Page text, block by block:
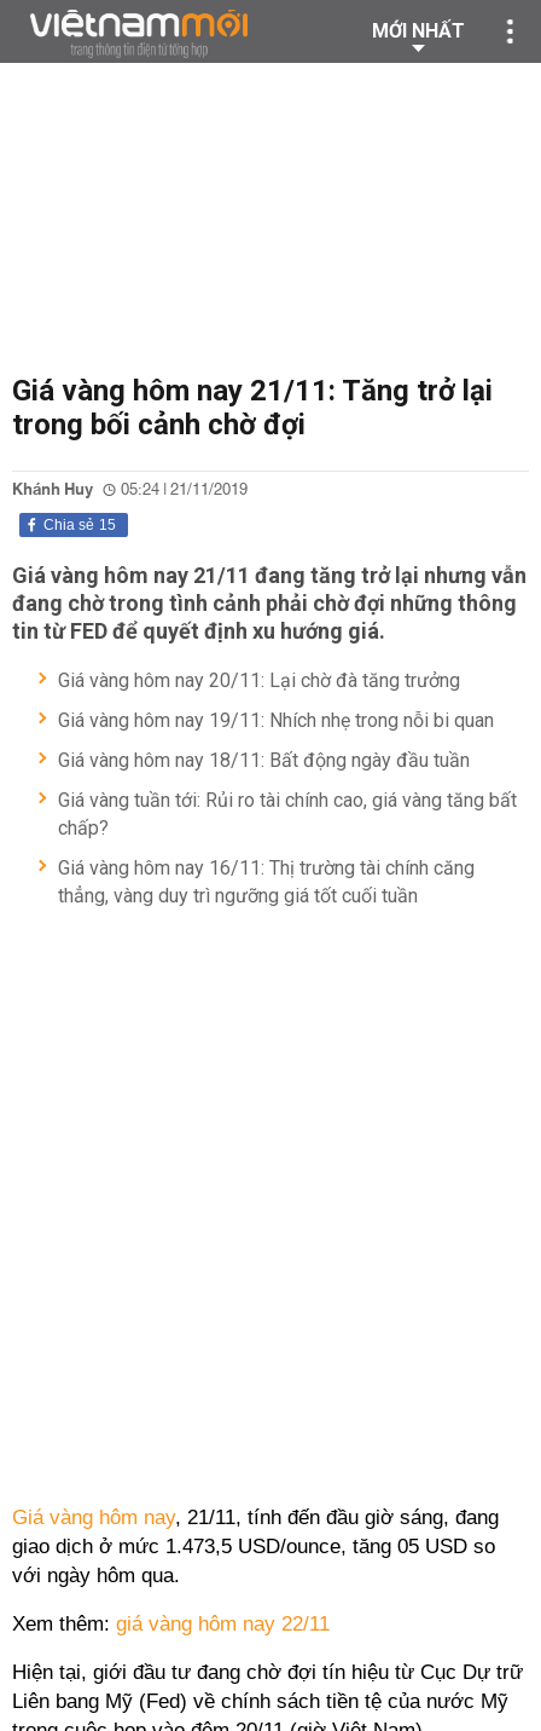
MỚI NHẤT
Giá vàng hôm nay 21/11: Tăng trở lại
trong bối cảnh chờ đợi
Khánh Huy 05:24 | 21/11/2019
15
Chia sẻ
Giá vàng hôm nay 21/11 đang tăng trở lại nhưng vẫn
đang chờ trong tình cảnh phải chờ đợi những thông
tin từ FED để quyết định xu hướng giá.
Giá vàng hôm nay 20/11: Lại chờ đà tăng trưởng
Giá vàng hôm nay 19/11: Nhích nhẹ trong nỗi bi quan
Giá vàng hôm nay 18/11: Bất động ngày đầu tuần
Giá vàng tuần tới: Rủi ro tài chính cao, giá vàng tăng bất
chấp?
Giá vàng hôm nay 16/11: Thị trường tài chính căng
thẳng, vàng duy trì ngưỡng giá tốt cuối tuần
Giá vàng hôm nay, 21/11, tính đến đầu giờ sáng, đang
giao dịch ở mức 1.473,5 USD/ounce, tăng 05 USD so
với ngày hôm qua.
Xem thêm: giá vàng hôm nay 22/11
Hiện tại, giới đầu tư đang chờ đợi tín hiệu từ Cục Dự trữ
Liên bang Mỹ (Fed) về chính sách tiền tệ của nước Mỹ